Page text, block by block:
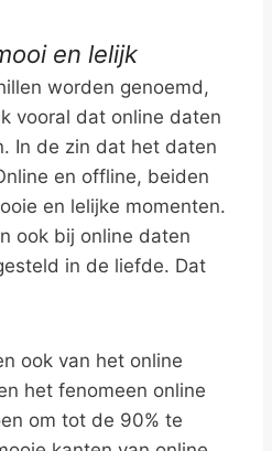
en lelijk
worden genoemd,
vooral dat online daten
In de zin dat het daten
en offline, beiden
en lelijke momenten.
ook bij online daten
in de liefde. Dat
ook van het online
het fenomeen online
om tot de 90% te